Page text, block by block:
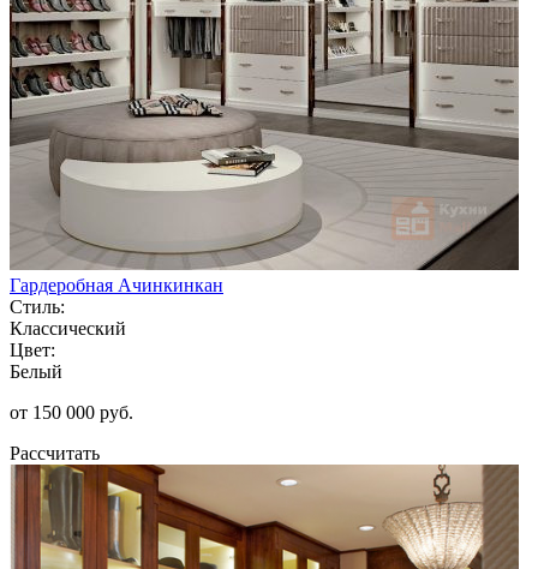
Гардеробная Ачинкинкан
Стиль:
Классический
Цвет:
Белый
от 150 000 руб.
Рассчитать